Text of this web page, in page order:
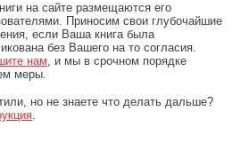
на сайте размещаются его
Приносим свои глубочайшие
если Ваша книга была
без Вашего на то согласия.
нам, и мы в срочном порядке
меры.
но не знаете что делать дальше?
.